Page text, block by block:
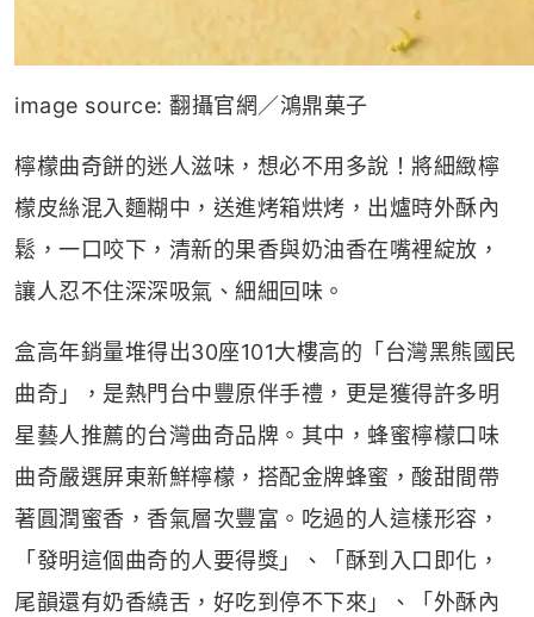
image source: 翻攝官網／鴻鼎菓子
檸檬曲奇餅的迷人滋味，想必不用多說！將細緻檸
檬皮絲混入麵糊中，送進烤箱烘烤，出爐時外酥內
鬆，一口咬下，清新的果香與奶油香在嘴裡綻放，
讓人忍不住深深吸氣、細細回味。
盒高年銷量堆得出30座101大樓高的「台灣黑熊國民
曲奇」，是熱門台中豐原伴手禮，更是獲得許多明
星藝人推薦的台灣曲奇品牌。其中，蜂蜜檸檬口味
曲奇嚴選屏東新鮮檸檬，搭配金牌蜂蜜，酸甜間帶
著圓潤蜜香，香氣層次豐富。吃過的人這樣形容，
「發明這個曲奇的人要得獎」、「酥到入口即化，
尾韻還有奶香繞舌，好吃到停不下來」、「外酥內